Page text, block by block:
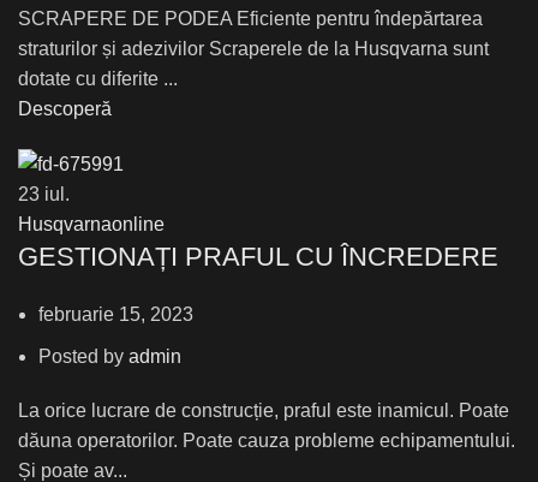
SCRAPERE DE PODEA Eficiente pentru îndepărtarea
straturilor și adezivilor Scraperele de la Husqvarna sunt
dotate cu diferite ...
Descoperă
23 iul.
Husqvarnaonline
GESTIONAȚI PRAFUL CU ÎNCREDERE
februarie 15, 2023
Posted by admin
La orice lucrare de construcție, praful este inamicul. Poate
dăuna operatorilor. Poate cauza probleme echipamentului.
Și poate av...